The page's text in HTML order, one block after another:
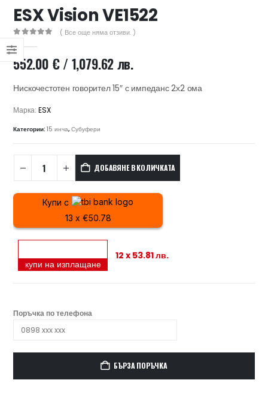
ESX Vision VE1522
( Все още няма отзиви. )
552.00 €/ 1,079.62 лв.
Нискочестотен говорител 15″ с импеданс 2х2 ома
Марка:ESX
Категории:15 инча,Субуфери
ДОБАВЯНЕ В КОЛИЧКАТА
Купи с
13 x €50.78
купи на изплащане
12 x 53.81 лв.
Поръчка по телефона
БЪРЗА ПОРЪЧКА